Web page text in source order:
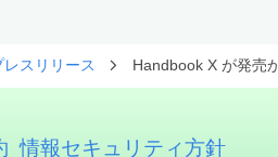
レスリリース Handbook X が発売
情報セキュリティ方針